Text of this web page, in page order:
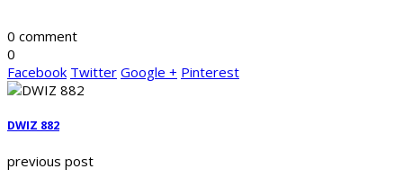
0 comment
0
Facebook Twitter Google + Pinterest
DWIZ 882
previous post